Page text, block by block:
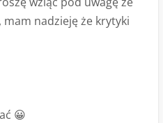
nadzieję że krytyki
😀